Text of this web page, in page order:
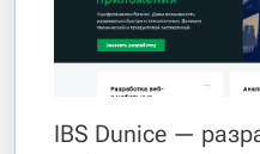
IBS Dunice —